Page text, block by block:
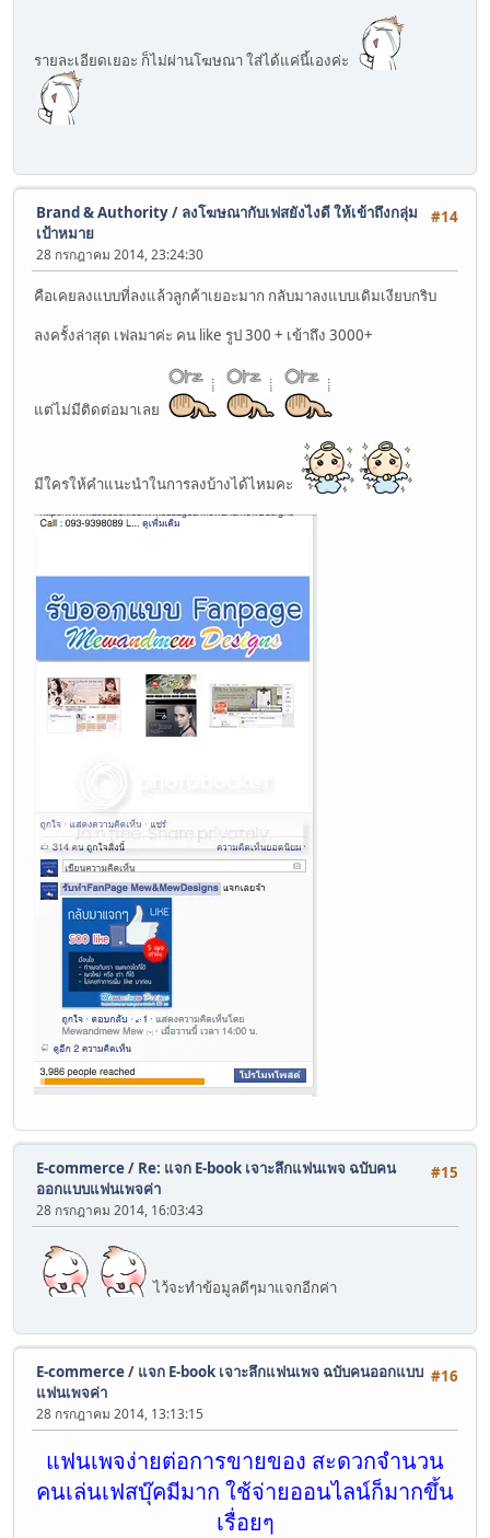
รายละเอียดเยอะ ก็ไม่ผ่านโฆษณา ใส่ได้แค่นี้เองค่ะ
#14
Brand & Authority/ ลงโฆษณากับเฟสยังไงดี ให้เข้าถึงกลุ่ม
เป้าหมาย
28 กรกฎาคม 2014, 23:24:30
คือเคยลงแบบที่ลงแล้วลูกค้าเยอะมาก กลับมาลงแบบเดิมเงียบกริบ
ลงครั้งล่าสุด เฟลมาค่ะ คน like รูป 300 + เข้าถึง 3000+
แต่ไม่มีติดต่อมาเลย
มีใครให้คำแนะนำในการลงบ้างได้ไหมคะ
#15
E-commerce/ Re: แจก E-book เจาะลึกแฟนเพจ ฉบับคน
ออกแบบแฟนเพจค่า
28 กรกฎาคม 2014, 16:03:43
ไว้จะทำข้อมูลดีๆมาแจกอีกค่า
#16
E-commerce/ แจก E-book เจาะลึกแฟนเพจ ฉบับคนออกแบบ
แฟนเพจค่า
28 กรกฎาคม 2014, 13:13:15
แฟนเพจง่ายต่อการขายของ สะดวกจำนวน
คนเล่นเฟสบุ๊คมีมาก ใช้จ่ายออนไลน์ก็มากขึ้น
เรื่อยๆ